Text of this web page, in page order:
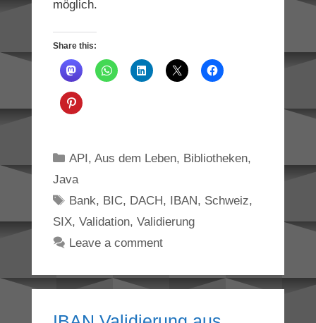
möglich.
Share this:
Categories
API, Aus dem Leben, Bibliotheken,
Java
Tags
Bank, BIC, DACH, IBAN, Schweiz,
SIX, Validation, Validierung
Leave a comment